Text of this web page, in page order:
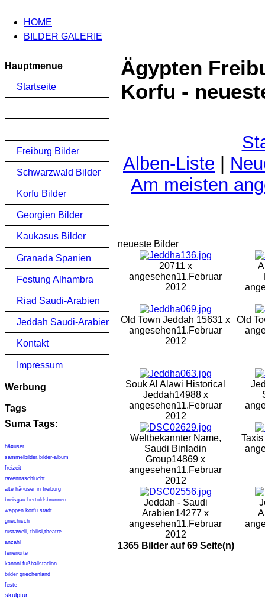
HOME
BILDER GALERIE
Hauptmenue
Startseite
Freiburg Bilder
Schwarzwald Bilder
Korfu Bilder
Georgien Bilder
Kaukasus Bilder
Granada Spanien
Festung Alhambra
Riad Saudi-Arabien
Jeddah Saudi-Arabien
Kontakt
Impressum
Werbung
Tags
Suma Tags:
hã¤user
sammelbilder.bilder-album
freizeit
ravennaschlucht
alte hã¤user in freiburg
breisgau.bertoldsbrunnen
wappen korfu stadt
griechisch
rustaweli, tbilisi,theatre
anzahl
ferienorte
kanoni fußballstadion
bilder griechenland
feste
skulptur
Ägypten
Korfu -
Alben-Liste
Am meisten
neueste Bilder
20711 x
angesehen11.Februar
2012
Old Town Jeddah 15631 x
angesehen11.Februar
2012
Old
Souk Al Alawi Historical
Jeddah14988 x
angesehen11.Februar
2012
Weltbekannter Name,
Saudi Binladin
Group14869 x
angesehen11.Februar
2012
Jeddah - Saudi
Arabien14277 x
angesehen11.Februar
2012
1365 Bilder auf 69 Seite(n)